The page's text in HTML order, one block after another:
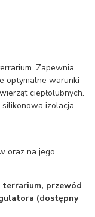
Zapewnia
optymalne warunki
ciepłolubnych.
silikonowa izolacja
oraz na jego
przewód
(dostępny